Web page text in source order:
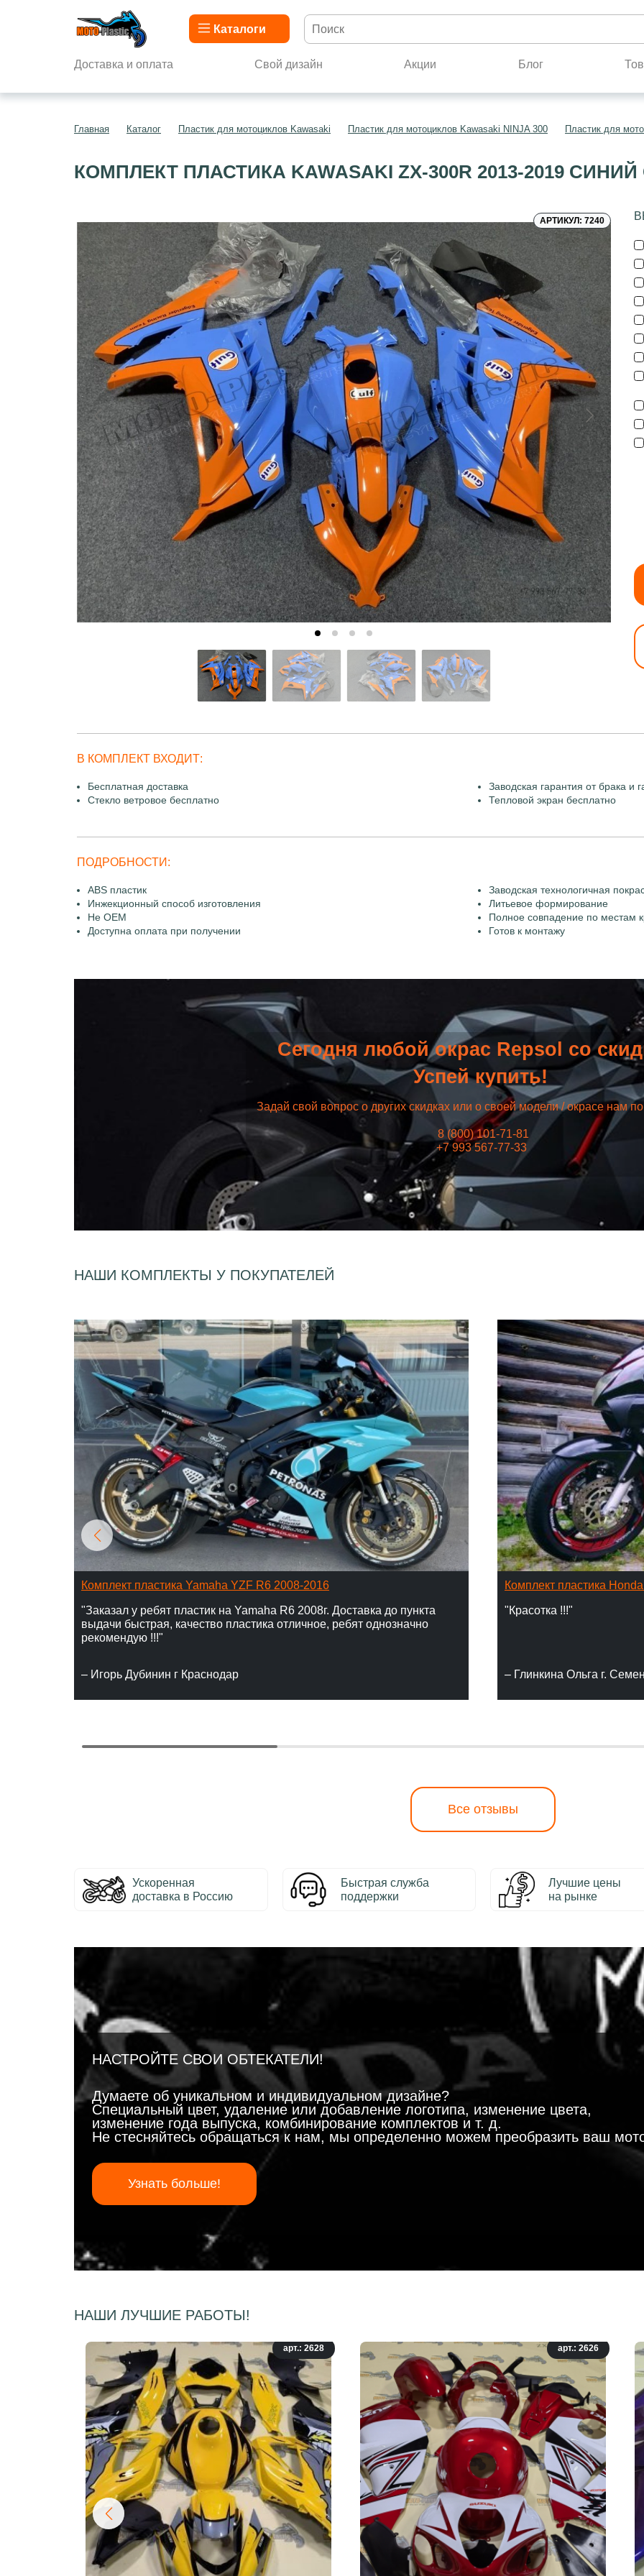
Каталоги
Доставка и оплата Свой дизайн Акции Блог
Главная Каталог Пластик для мотоциклов Kawasaki Пластик для мотоциклов Kawasaki NINJA 300 Пластик для
КОМПЛЕКТ ПЛАСТИКА KAWASAKI ZX-300R 2013-2019
АРТИКУЛ: 7240
В КОМПЛЕКТ ВХОДИТ:
Бесплатная доставка
Заводская гарантия от брака и
Стекло ветровое бесплатно
Тепловой экран бесплатно
ПОДРОБНОСТИ:
ABS пластик
Заводская технологичная
Инжекционный способ изготовления
Литьевое формирование
Не OEM
Полное совпадение по местам
Доступна оплата при получении
Готов к монтажу
Сегодня любой окрас Repsol со
Успей купить!
Задай свой вопрос о других скидках или о своей модели / окрасе нам
8 (800) 101-71-81
+7 993 567-77-33
НАШИ КОМПЛЕКТЫ У ПОКУПАТЕЛЕЙ
Комплект пластика Yamaha YZF R6 2008-2016
"Заказал у ребят пластик на Yamaha R6 2008г. Доставка до пункта
выдачи быстрая, качество пластика отличное, ребят однозначно
рекомендую !!!"
– Игорь Дубинин г Краснодар
Комплект пластика
"Красотка !!!"
– Глинкина Ольга г.
Все отзывы
Ускоренная
доставка в Россию
Быстрая служба
поддержки
Лучшие цены
на рынке
НАСТРОЙТЕ СВОИ ОБТЕКАТЕЛИ!
Думаете об уникальном и индивидуальном дизайне?
Специальный цвет, удаление или добавление логотипа, изменение цвета,
изменение года выпуска, комбинирование комплектов и т. д.
Не стесняйтесь обращаться к нам, мы определенно можем преобразить ваш
Узнать больше!
НАШИ ЛУЧШИЕ РАБОТЫ!
арт.: 2628 арт.: 2626